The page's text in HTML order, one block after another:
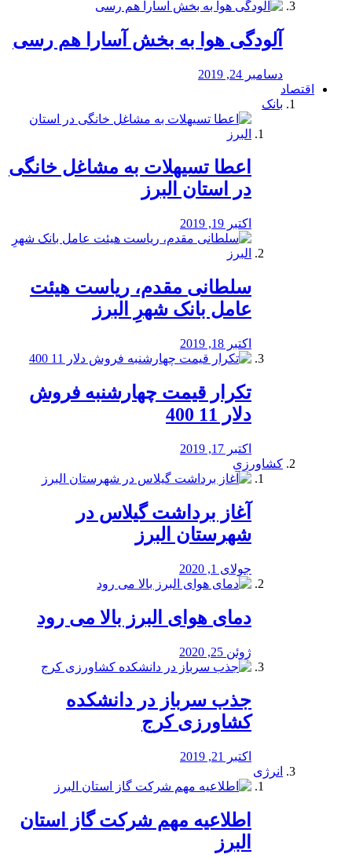
آلودگی هوا به بخش آسارا هم رسی
دسامبر 24, 2019
اقتصاد
بانک
️اعطا تسیهلات به مشاغل خانگی
در استان البرز
اکتبر 19, 2019
سلطانی مقدم، ریاست هیئت
عامل بانک شهرِ البرز
اکتبر 18, 2019
تکرار قیمت چهارشنبه فروش
دلار 11 400
اکتبر 17, 2019
کشاورزی
آغاز برداشت گیلاس در
شهرستان البرز
جولای 1, 2020
دمای هوای البرز بالا می رود
ژوئن 25, 2020
جذب سرباز در دانشکده
کشاورزی کرج
اکتبر 21, 2019
انرژی
️اطلاعیه مهم شرکت گاز استان
البرز